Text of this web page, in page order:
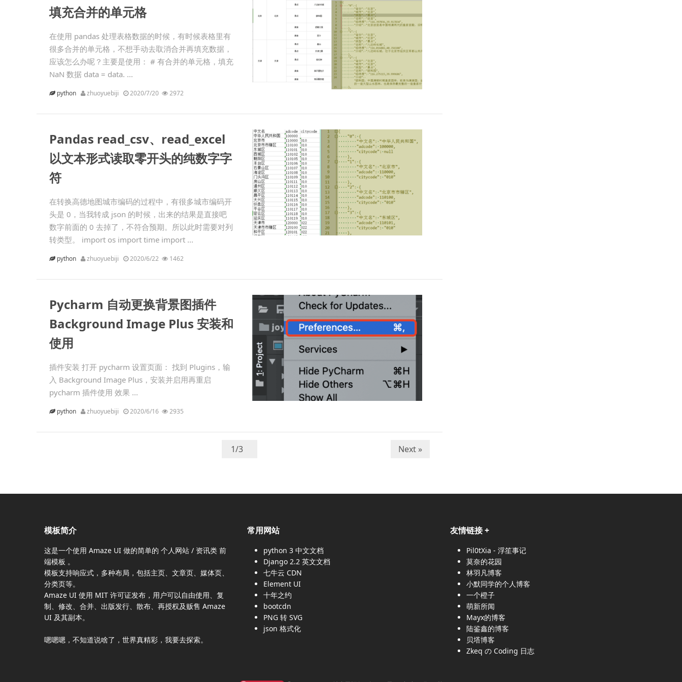
填充合并的单元格
在使用 pandas 处理表格数据的时候，有时候表格里有
很多合并的单元格，不想手动去取消合并再填充数据，
应该怎么办呢？主要是使用： # 有合并的单元格，填充
NaN 数据 data = data. ...
python zhuoyuebiji 2020/7/20 2972
Pandas read_csv、read_excel
以文本形式读取零开头的纯数字字
符
在转换高德地图城市编码的过程中，有很多城市编码开
头是 0，当我转成 json 的时候，出来的结果是直接吧
数字前面的 0 去掉了，不符合预期。所以此时需要对列
转类型。 import os import time import ...
python zhuoyuebiji 2020/6/22 1462
Pycharm 自动更换背景图插件
Background Image Plus 安装和
使用
插件安装 打开 pycharm 设置页面： 找到 Plugins，输
入 Background Image Plus，安装并启用再重启
pycharm 插件使用 效果 ...
python zhuoyuebiji 2020/6/16 2935
Next »
模板简介
这是一个使用 Amaze UI 做的简单的 个人网站 / 资讯类 前
端模板 。
模板支持响应式，多种布局，包括主页、文章页、媒体页、
分类页等。
Amaze UI 使用 MIT 许可证发布，用户可以自由使用、复
制、修改、合并、出版发行、散布、再授权及贩售 Amaze
UI 及其副本。
嗯嗯嗯，不知道说啥了，世界真精彩，我要去探索。
常用网站
python 3 中文文档
Django 2.2 英文文档
七牛云 CDN
Element UI
十年之约
bootcdn
PNG 转 SVG
json 格式化
友情链接+
Pil0tXia - 浮笙事记
莫奈的花园
林羽凡博客
小默同学的个人博客
一个橙子
萌新所闻
Mayx的博客
陆鉴鑫的博客
贝塔博客
Zkeq の Coding 日志